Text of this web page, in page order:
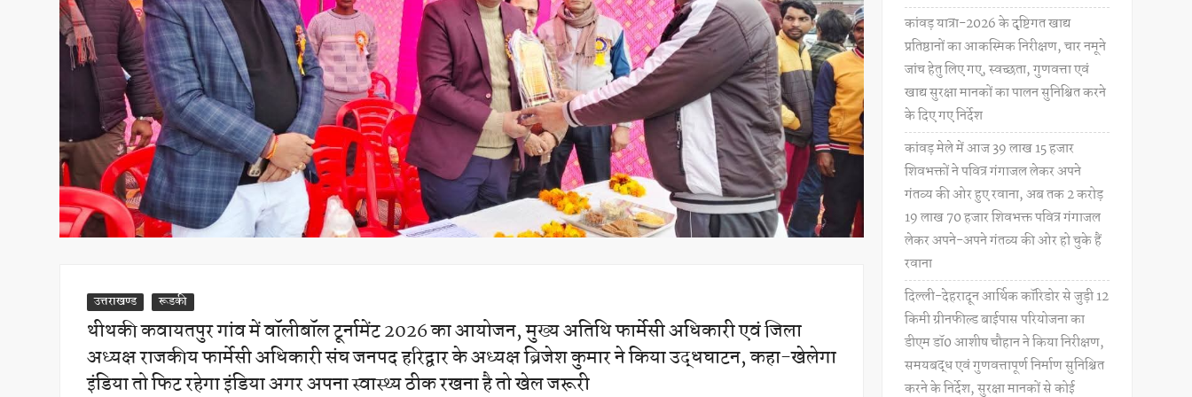
उत्तराखण्ड रूडकी
थीथकी कवायतपुर गांव में वॉलीबॉल टूर्नामेंट 2026 का आयोजन, मुख्य अतिथि फार्मेसी अधिकारी एवं जिला
अध्यक्ष राजकीय फार्मेसी अधिकारी संघ जनपद हरिद्वार के अध्यक्ष ब्रिजेश कुमार ने किया उद्धघाटन, कहा-खेलेगा
इंडिया तो फिट रहेगा इंडिया अगर अपना स्वास्थ्य ठीक रखना है तो खेल जरूरी
कांवड़ यात्रा-2026 के दृष्टिगत खाद्य
प्रतिष्ठानों का आकस्मिक निरीक्षण, चार नमूने
जांच हेतु लिए गए, स्वच्छता, गुणवत्ता एवं
खाद्य सुरक्षा मानकों का पालन सुनिश्चित करने
के दिए गए निर्देश
कांवड़ मेले में आज 39 लाख 15 हजार
शिवभक्तों ने पवित्र गंगाजल लेकर अपने
गंतव्य की ओर हुए रवाना, अब तक 2 करोड़
19 लाख 70 हजार शिवभक्त पवित्र गंगाजल
लेकर अपने-अपने गंतव्य की ओर हो चुके हैं
रवाना
दिल्ली-देहरादून आर्थिक कॉरिडोर से जुड़ी 12
किमी ग्रीनफील्ड बाईपास परियोजना का
डीएम डॉ0 आशीष चौहान ने किया निरीक्षण,
समयबद्ध एवं गुणवत्तापूर्ण निर्माण सुनिश्चित
करने के निर्देश, सुरक्षा मानकों से कोई